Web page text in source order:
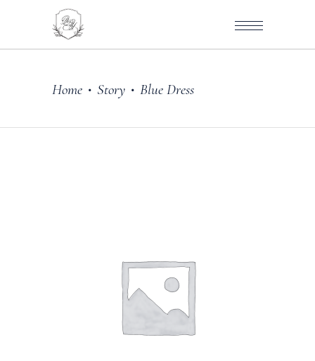
Home • Story • Blue Dress